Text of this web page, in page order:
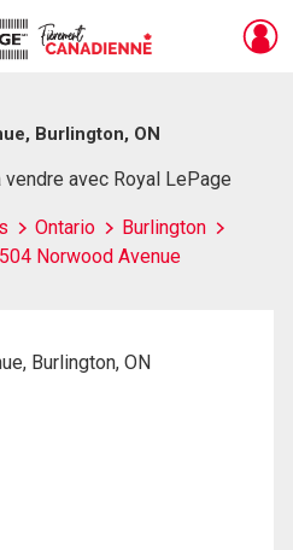
Burlington, ON
avec Royal LePage
Ontario
Burlington
Norwood Avenue